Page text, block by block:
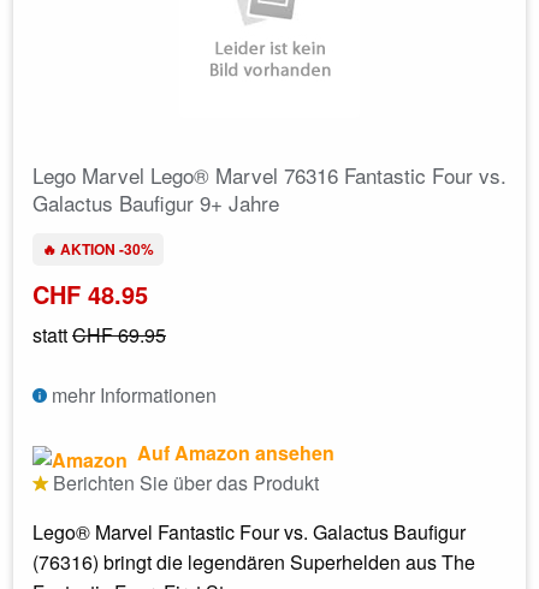
Lego Marvel Lego® Marvel 76316 Fantastic Four vs.
Galactus Baufigur 9+ Jahre
🔥 AKTION -30%
CHF 48.95
stattCHF 69.95
mehr Informationen
Auf Amazon ansehen
Berichten Sie über das Produkt
Lego® Marvel Fantastic Four vs. Galactus Baufigur
(76316) bringt die legendären Superhelden aus The